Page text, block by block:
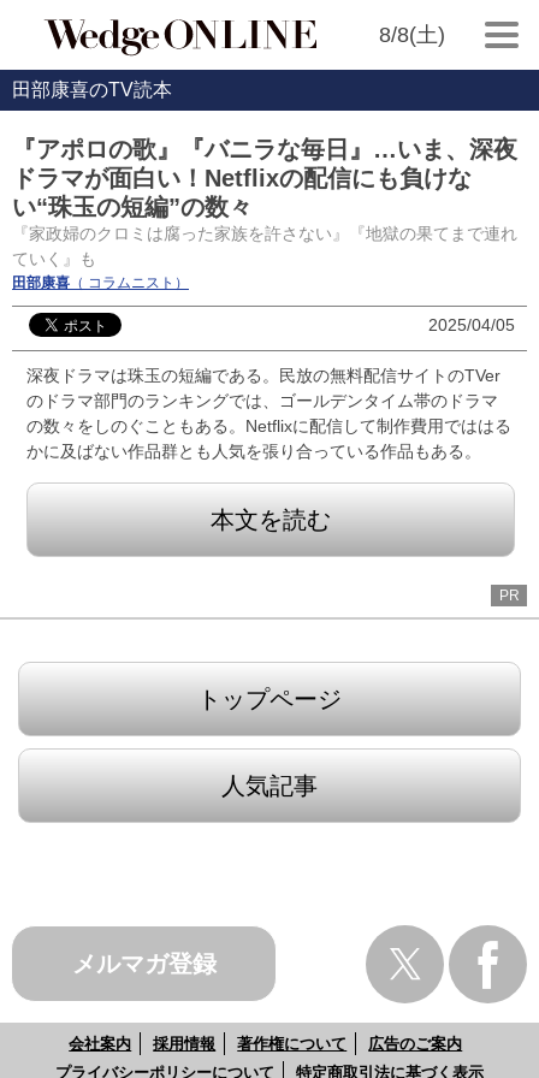
8/8(土)
田部康喜のTV読本
『アポロの歌』『バニラな毎日』…いま、深夜
ドラマが面白い！Netflixの配信にも負けな
い“珠玉の短編”の数々
『家政婦のクロミは腐った家族を許さない』『地獄の果てまで連れ
ていく』も
田部康喜 （ コラムニスト）
2025/04/05
深夜ドラマは珠玉の短編である。民放の無料配信サイトのTVer
のドラマ部門のランキングでは、ゴールデンタイム帯のドラマ
の数々をしのぐこともある。Netflixに配信して制作費用でははる
かに及ばない作品群とも人気を張り合っている作品もある。
本文を読む
PR
トップページ
人気記事
メルマガ登録
会社案内 採用情報 著作権について
広告のご案内
プライバシーポリシーについて
特定商取引法に基づく表示